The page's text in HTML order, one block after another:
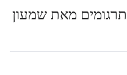
מאת שמעון